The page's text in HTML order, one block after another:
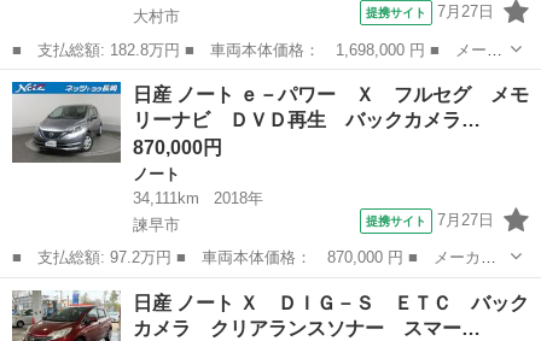
大村市
提携サイト 7月27日
■ 支払総額: 182.8万円 ■ 車両本体価格： 1,698,000 円 ■ メーカ
ー名： 日産 ■ 車種名： ノート ■ グレード名： オーテック
７エアＢ・ハーフレザーシート・純１６ＡＷ・ＡリトラＭ・エマージ
ェンシー...
長崎 大村市 ノート
日産 ノート ｅ－パワー Ｘ フルセグ メモ
リーナビ ＤＶＤ再生 バックカメラ…
870,000円
ノート
34,111km
2018年
諫早市
提携サイト 7月27日
■ 支払総額: 97.2万円 ■ 車両本体価格： 870,000 円 ■ メーカー
名： 日産 ■ 車種名： ノート ■ グレード名： ｅ－パワー
Ｘ フルセグ メモリーナビ ＤＶＤ再生 バックカメラ 衝突被害
軽減システム ...
長崎 諫早市 ノート
日産 ノート Ｘ ＤＩＧ－Ｓ ＥＴＣ バック
カメラ クリアランスソナー スマー…